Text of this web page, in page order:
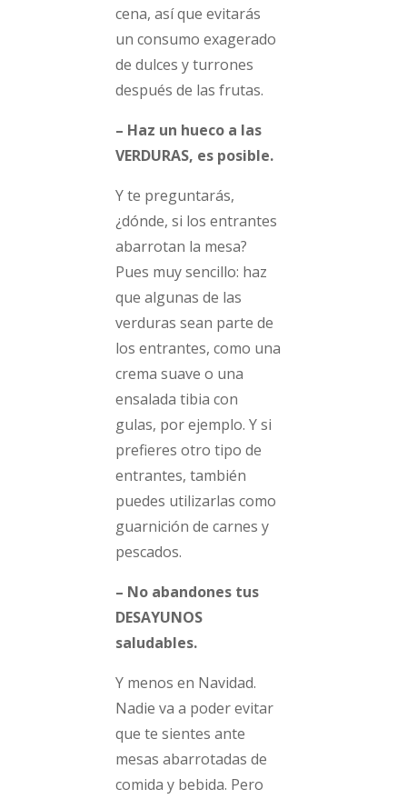
cena, así que evitarás
un consumo exagerado
de dulces y turrones
después de las frutas.
– Haz un hueco a las
VERDURAS, es posible.
Y te preguntarás,
¿dónde, si los entrantes
abarrotan la mesa?
Pues muy sencillo: haz
que algunas de las
verduras sean parte de
los entrantes, como una
crema suave o una
ensalada tibia con
gulas, por ejemplo. Y si
prefieres otro tipo de
entrantes, también
puedes utilizarlas como
guarnición de carnes y
pescados.
– No abandones tus
DESAYUNOS
saludables.
Y menos en Navidad.
Nadie va a poder evitar
que te sientes ante
mesas abarrotadas de
comida y bebida. Pero